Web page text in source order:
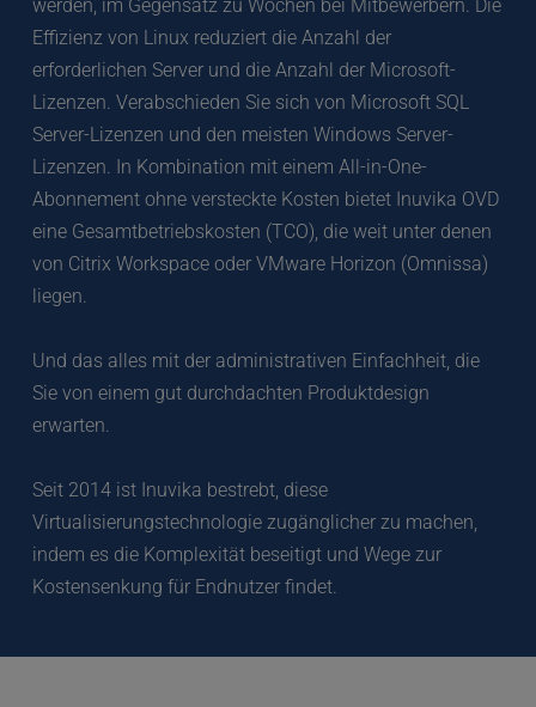
werden, im Gegensatz zu Wochen bei Mitbewerbern. Die
Effizienz von Linux reduziert die Anzahl der
erforderlichen Server und die Anzahl der Microsoft-
Lizenzen. Verabschieden Sie sich von Microsoft SQL
Server-Lizenzen und den meisten Windows Server-
Lizenzen. In Kombination mit einem All-in-One-
Abonnement ohne versteckte Kosten bietet Inuvika OVD
eine Gesamtbetriebskosten (TCO), die weit unter denen
von Citrix Workspace oder VMware Horizon (Omnissa)
liegen.
Und das alles mit der administrativen Einfachheit, die
Sie von einem gut durchdachten Produktdesign
erwarten.
Seit 2014 ist Inuvika bestrebt, diese
Virtualisierungstechnologie zugänglicher zu machen,
indem es die Komplexität beseitigt und Wege zur
Kostensenkung für Endnutzer findet.